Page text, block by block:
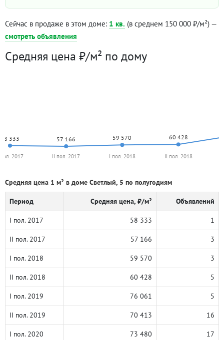
Сейчас в продаже в этом доме: 1 кв. (в среднем 150 000 ₽/м²) —
смотреть объявления
Средняя цена ₽/м² по дому
58 333 57 166 59 570 60 428
2017 II пол. 2017 I пол. 2018 II пол. 2018
Средняя цена 1 м² в доме Светлый, 5 по полугодиям
Период Средняя цена, ₽/м² Объявлений
I пол. 2017 58 333 1
II пол. 2017 57 166 3
I пол. 2018 59 570 3
II пол. 2018 60 428 5
I пол. 2019 76 061 5
II пол. 2019 70 413 16
I пол. 2020 73 480 17